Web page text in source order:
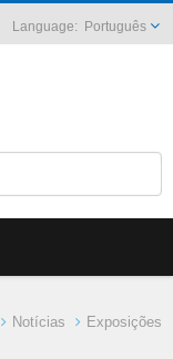
Português
Notícias Exposições